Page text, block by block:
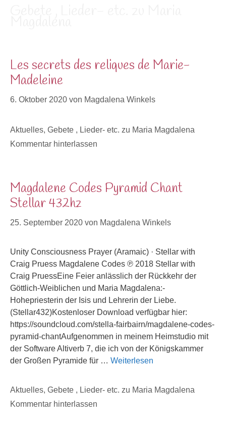
Les secrets des reliques de Marie-
Madeleine
6. Oktober 2020 von Magdalena Winkels
Kategorien
Aktuelles, Gebete , Lieder- etc. zu Maria Magdalena
Kommentar hinterlassen
Magdalene Codes Pyramid Chant
Stellar 432hz
25. September 2020 von Magdalena Winkels
Unity Consciousness Prayer (Aramaic) · Stellar with
Craig Pruess Magdalene Codes ℗ 2018 Stellar with
Craig PruessEine Feier anlässlich der Rückkehr der
Göttlich-Weiblichen und Maria Magdalena:-
Hohepriesterin der Isis und Lehrerin der Liebe.
(Stellar432)Kostenloser Download verfügbar hier:
https://soundcloud.com/stella-fairbairn/magdalene-codes-
pyramid-chantAufgenommen in meinem Heimstudio mit
der Software Altiverb 7, die ich von der Königskammer
der Großen Pyramide für … Weiterlesen
Kategorien
Aktuelles, Gebete , Lieder- etc. zu Maria Magdalena
Kommentar hinterlassen